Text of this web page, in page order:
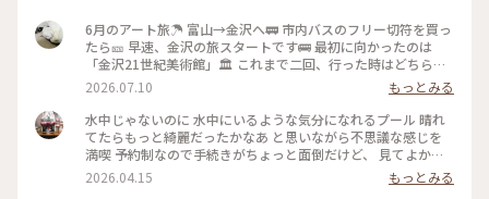
6月のアート旅☂️ 富山→金沢へ🚃 市内バスのフリー切符を買っ
たら🎫 早速、金沢の旅スタートです🚌 最初に向かったのは
「金沢21世紀美術館」🏛️ これまで二回、行った時はどちらも
休館日😱 今回初めて、あのスイミングプールも見ることが 出
来ました🏊🏊 ただ私は一人(笑)なのでプールに入っても上から
写真は撮れないよね⁉️と、、、 なので上から下の人達を見て楽
しみました😂 修学旅行かな❓の子供達の同行者の様に…🤣 混ま
ないうちにと午前中に来たので そこまで混雑してなくゆっく
紀美術館#スイミングプール #金沢市内バスフリー切符
2026.07.10
もっとみる
水中じゃないのに 水中にいるような気分になれるプール 晴れ
てたらもっと綺麗だったかなあ と思いながら不思議な感じを
満喫 予約制なので手続きがちょっと面倒だけど、 見てよかっ
た #ちいさな列車旅 #金沢#金沢21世紀美術館#プール #現代ア
ート
2026.04.15
もっとみる